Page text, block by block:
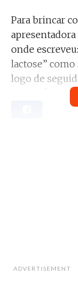
Para brincar
onde
lactose” como
logo de
Cerelac!”
ADVERTISEMENT